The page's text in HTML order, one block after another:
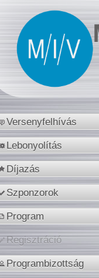
Versenyfelhívás
Lebonyolítás
Díjazás
Szponzorok
Program
Regisztráció
Programbizottság